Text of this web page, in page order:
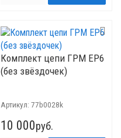
Комплект цепи ГРМ EP6
(без звёздочек)
Артикул: 77b0028k
10 000руб.